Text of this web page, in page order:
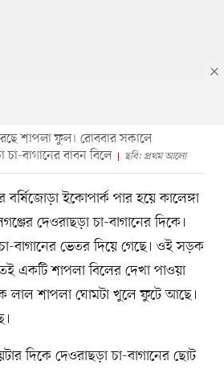
শাপলা ফুল। রোববার সকালে
বাগানের বাবন বিলে
ছবি: প্রথম আলো
ইকোপার্ক পার হয়ে কালেঙ্গা
দেওরাছড়া চা-বাগানের দিকে।
বাগানের ভেতর দিয়ে গেছে। ওই সড়ক
একটি শাপলা বিলের দেখা পাওয়া
লাল শাপলা ঘোমটা খুলে ফুটে আছে।
দিকে দেওরাছড়া চা-বাগানের ছোট